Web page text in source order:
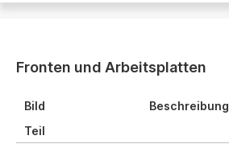
Fronten und Arbeitsplatten
Bild
Teil
Beschreibung